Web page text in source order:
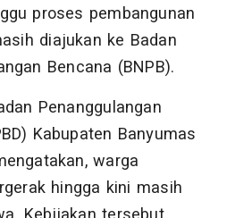
proses pembangunan
diajukan ke Badan
Bencana (BNPB).
Penanggulangan
Kabupaten Banyumas
warga
hingga kini masih